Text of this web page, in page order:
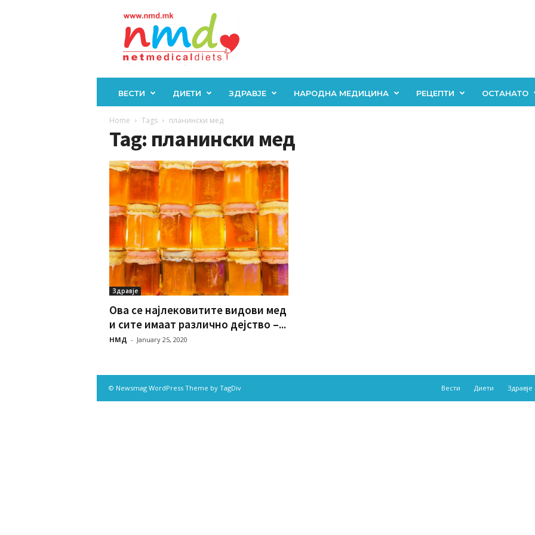
ВЕСТИ ДИЕТИ ЗДРАВЈЕ НАРОДНА МЕДИЦИНА РЕЦЕПТИ ОСТАНАТО
Home Tags планински мед
Tag: планински мед
Здравје
Ова се најлековитите видови мед
и сите имаат различно дејство –...
НМД - January 25, 2020
Вести Диети Здравје
© Newsmag WordPress Theme by TagDiv